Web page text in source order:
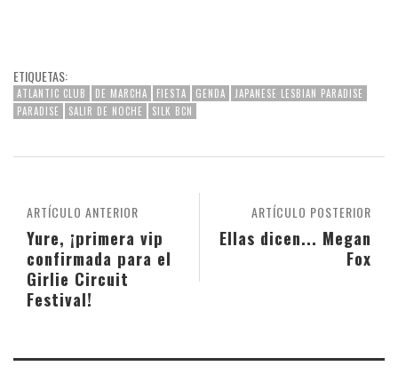
ETIQUETAS:
ATLANTIC CLUB DE MARCHA FIESTA GENDA
JAPANESE LESBIAN PARADISE
PARADISE
SALIR DE NOCHE SILK BCN
ARTÍCULO POSTERIOR
Ellas dicen... Megan
Fox
ARTÍCULO ANTERIOR
Yure, ¡primera vip
confirmada para el
Girlie Circuit
Festival!